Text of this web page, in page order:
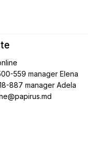
559 manager Elena
887 manager Adela